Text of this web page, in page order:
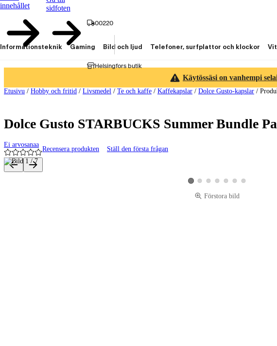
innehållet
sidfoten
00220
Helsingfors butik
Informationsteknik Gaming Bild och ljud Telefoner, surfplattor och klockor
Käytössäsi on vanhempi
Etusivu / Hobby och fritid / Livsmedel / Te och kaffe / Kaffekapslar / Dolce Gusto-kapslar /
Dolce Gusto STARBUCKS Summer Bundle
Ei arvosanaa
Recensera produkten Ställ den första frågan
Produktbilder och videor
Visa produktbild 1
Visa produktbild 2
Visa produktbild 3
Visa produktbild 4
Visa produktbild 5
Visa produktbild 6
Visa produktbild 7
Förstora bild